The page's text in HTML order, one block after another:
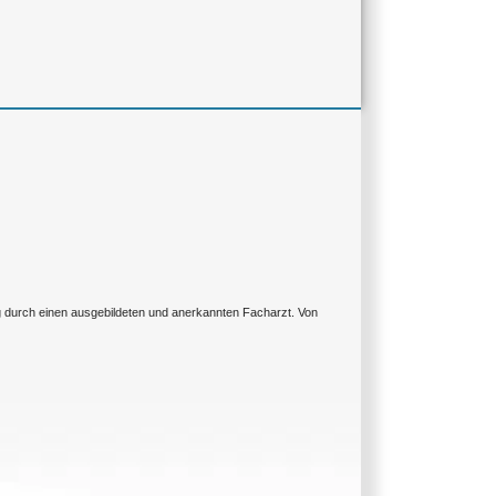
einen ausgebildeten und anerkannten Facharzt. Von